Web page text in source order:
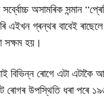
অসামৰিক সন্মান
গ্ৰন্থৰ বাবেই
সক্ষম হয়।
বিভিন্ন ৰোগে এটা এটাকৈ
ৰোগৰ উপস্থিতি ধৰা পৰে